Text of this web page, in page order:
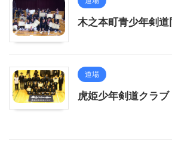
木之本町青少年剣道
道場
虎姫少年剣道クラブ